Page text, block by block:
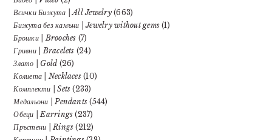
Всички Бижута | All Jewelry(663)
Бижута без камъни | Jewelry without gems (1)
Брошки | Brooches (7)
Гривни | Bracelets (24)
Злато | Gold (26)
Колиета | Necklaces(10)
Комплекти | Sets (233)
Медальони | Pendants (544)
Обеци | Earrings (237)
Пръстени | Rings (212)